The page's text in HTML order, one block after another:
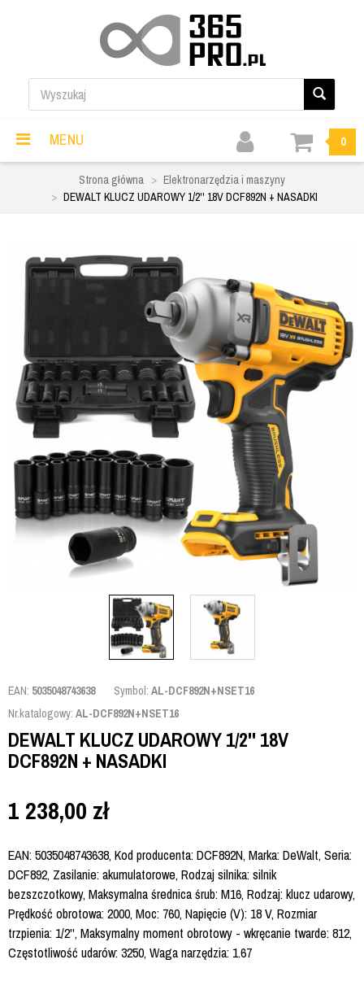
MENU 0
Strona główna
Elektronarzędzia i maszyny
DEWALT KLUCZ UDAROWY 1/2'' 18V DCF892N + NASADKI
EAN: 5035048743638 Symbol: AL-DCF892N+NSET16
Nr.katalogowy: AL-DCF892N+NSET16
DEWALT KLUCZ UDAROWY 1/2'' 18V
DCF892N + NASADKI
1 238,00 zł
EAN: 5035048743638, Kod producenta: DCF892N, Marka: DeWalt, Seria:
DCF892, Zasilanie: akumulatorowe, Rodzaj silnika: silnik
bezszczotkowy, Maksymalna średnica śrub: M16, Rodzaj: klucz udarowy,
Prędkość obrotowa: 2000, Moc: 760, Napięcie (V): 18 V, Rozmiar
trzpienia: 1/2'', Maksymalny moment obrotowy - wkręcanie twarde: 812,
Częstotliwość udarów: 3250, Waga narzędzia: 1.67